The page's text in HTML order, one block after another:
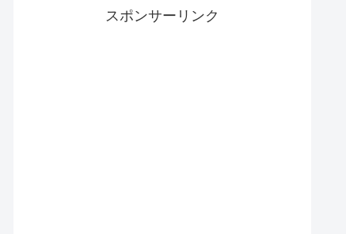
スポンサーリンク